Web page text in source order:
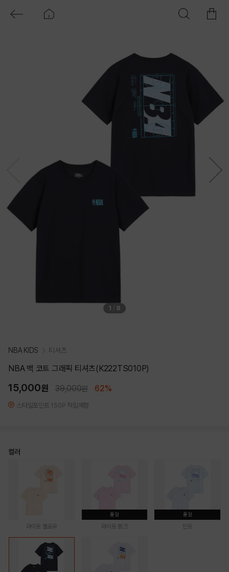
1 / 8
NBA KIDS 티셔츠
NBA 백 코트 그래픽 티셔츠(K222TS010P)
15,000원 39,000원 62%
스타일포인트 150P 적립예정
컬러
라이트 옐로우
품절
라이트 핑크
품절
민트